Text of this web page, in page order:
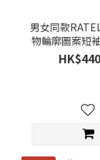
男女同款
物輪廓圖案短
鹿)